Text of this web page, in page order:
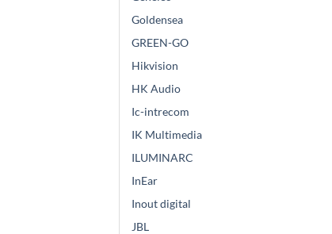
Goldensea
GREEN-GO
Hikvision
HK Audio
Ic-intrecom
IK Multimedia
ILUMINARC
InEar
Inout digital
JBL